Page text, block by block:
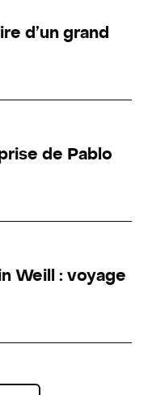
d’un grand
de Pablo
Weill : voyage